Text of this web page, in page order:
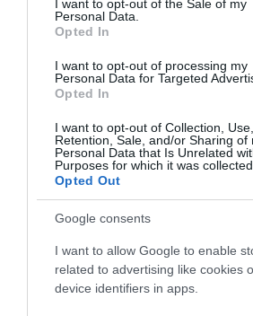
I want to opt-out of the Sale of my
Personal Data.
Opted In
I want to opt-out of processing my
Personal Data for Targeted
Opted In
I want to opt-out of Collection, Use,
Retention, Sale, and/or Sharing of
Personal Data that Is Unrelated
Purposes for which it was collected.
Opted Out
Google consents
I want to allow Google to enable
related to advertising like cookies
device identifiers in apps.
2026. augusztus 08
BAKA ANDRÁST
ELNÖKNEK A
2026. augusztus
ÚJ MAGYAR
TELJES SZAKÍTÁS
2026. augusztus 08